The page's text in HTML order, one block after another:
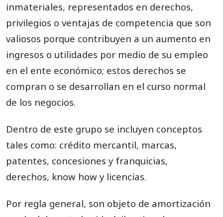
1699 Provisiones
inmateriales, representados en derechos,
privilegios o ventajas de competencia que son
valiosos porque contribuyen a un aumento en
ingresos o utilidades por medio de su empleo
en el ente económico; estos derechos se
compran o se desarrollan en el curso normal
de los negocios.
Dentro de este grupo se incluyen conceptos
tales como: crédito mercantil, marcas,
patentes, concesiones y franquicias,
derechos, know how y licencias.
Por regla general, son objeto de amortización